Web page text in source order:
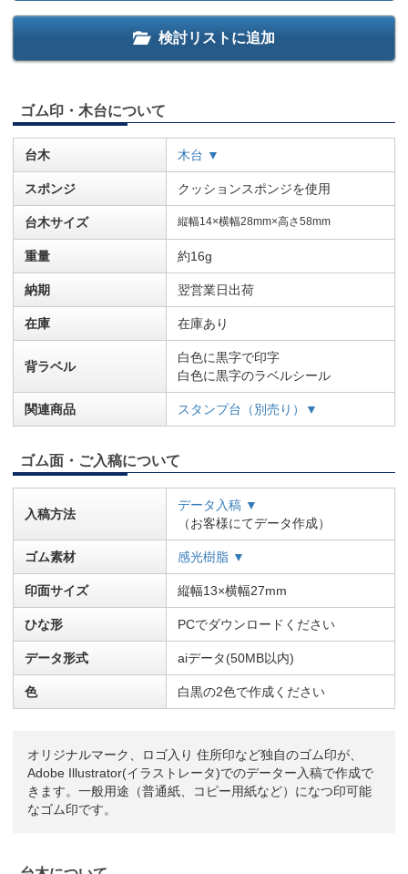
検討リストに追加
ゴム印・木台について
台木 木台 ▼
スポンジ クッションスポンジを使用
台木サイズ 縦幅14×横幅28mm×高さ58mm
重量 約16g
納期 翌営業日出荷
在庫 在庫あり
背ラベル
白色に黒字で印字
白色に黒字のラベルシール
関連商品 スタンプ台（別売り）▼
ゴム面・ご入稿について
入稿方法
データ入稿 ▼
（お客様にてデータ作成）
ゴム素材 感光樹脂 ▼
印面サイズ 縦幅13×横幅27mm
ひな形 PCでダウンロードください
データ形式 aiデータ(50MB以内)
色 白黒の2色で作成ください
オリジナルマーク、ロゴ入り 住所印など独自のゴム印が、
Adobe Illustrator(イラストレータ)でのデーター入稿で作成で
きます。一般用途（普通紙、コピー用紙など）になつ印可能
なゴム印です。